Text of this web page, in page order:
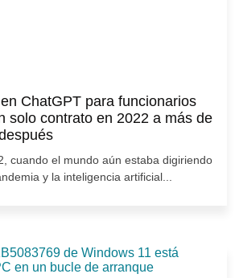
ChatGPT para funcionarios
solo contrato en 2022 a más de
cuando el mundo aún estaba digiriendo
y la inteligencia artificial...